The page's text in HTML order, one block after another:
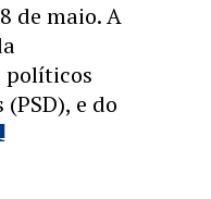
de maio. A
políticos
e do